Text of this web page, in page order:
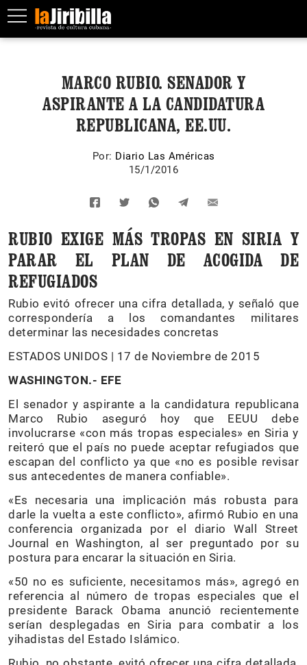
MARCO RUBIO. SENADOR Y
ASPIRANTE A LA CANDIDATURA
REPUBLICANA, EE.UU.
Por: Diario Las Américas
15/1/2016
RUBIO EXIGE MÁS TROPAS EN SIRIA Y
PARAR EL PLAN DE ACOGIDA DE
REFUGIADOS
Rubio evitó ofrecer una cifra detallada, y señaló que
correspondería a los comandantes militares
determinar las necesidades concretas
ESTADOS UNIDOS | 17 de Noviembre de 2015
WASHINGTON.- EFE
El senador y aspirante a la candidatura republicana
Marco Rubio aseguró hoy que EEUU debe
involucrarse «con más tropas especiales» en Siria y
reiteró que el país no puede aceptar refugiados que
escapan del conflicto ya que «no es posible revisar
sus antecedentes de manera confiable».
«Es necesaria una implicación más robusta para
darle la vuelta a este conflicto», afirmó Rubio en una
conferencia organizada por el diario Wall Street
Journal en Washington, al ser preguntado por su
postura para encarar la situación en Siria.
«50 no es suficiente, necesitamos más», agregó en
referencia al número de tropas especiales que el
presidente Barack Obama anunció recientemente
serían desplegadas en Siria para combatir a los
yihadistas del Estado Islámico.